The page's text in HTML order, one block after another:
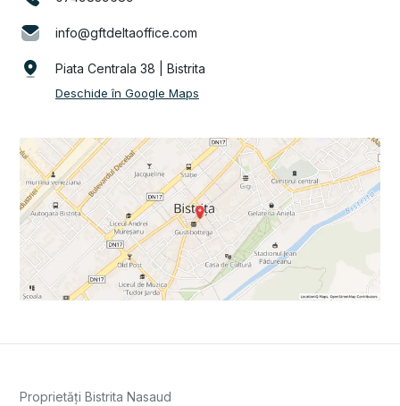
info@gftdeltaoffice.com
Piata Centrala 38 | Bistrita
Deschide în Google Maps
Proprietăți Bistrita Nasaud